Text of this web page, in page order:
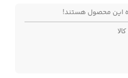
این محصول هستند!